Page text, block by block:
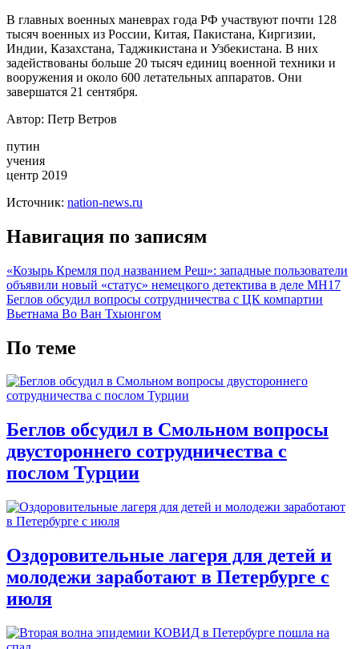
В главных военных маневрах года РФ участвуют почти 128
тысяч военных из России, Китая, Пакистана, Киргизии,
Индии, Казахстана, Таджикистана и Узбекистана. В них
задействованы больше 20 тысяч единиц военной техники и
вооружения и около 600 летательных аппаратов. Они
завершатся 21 сентября.
Автор: Петр Ветров
путин
учения
центр 2019
Источник: nation-news.ru
Навигация по записям
«Козырь Кремля под названием Реш»: западные пользователи
объявили новый «статус» немецкого детектива в деле MH17
Беглов обсудил вопросы сотрудничества с ЦК компартии
Вьетнама Во Ван Тхыонгом
По теме
Беглов обсудил в Смольном вопросы
двустороннего сотрудничества с
послом Турции
Оздоровительные лагеря для детей и
молодежи заработают в Петербурге с
июля